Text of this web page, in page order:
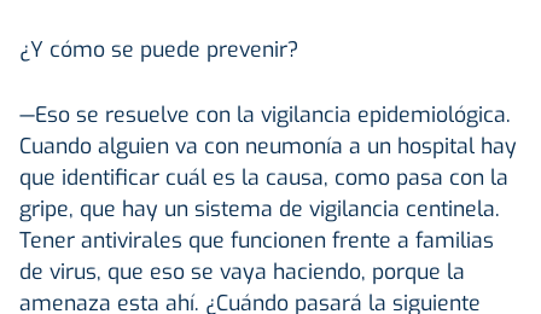
¿Y cómo se puede prevenir?
—Eso se resuelve con la vigilancia epidemiológica.
Cuando alguien va con neumonía a un hospital hay
que identificar cuál es la causa, como pasa con la
gripe, que hay un sistema de vigilancia centinela.
Tener antivirales que funcionen frente a familias
de virus, que eso se vaya haciendo, porque la
amenaza esta ahí. ¿Cuándo pasará la siguiente